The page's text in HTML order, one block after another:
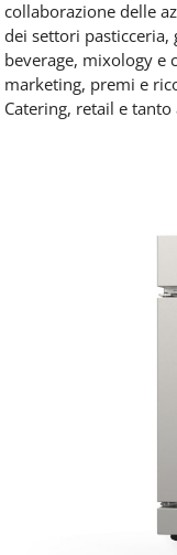
collaborazione delle
dei settori pasticceria,
beverage, mixology e
marketing, premi e
Catering, retail e tanto